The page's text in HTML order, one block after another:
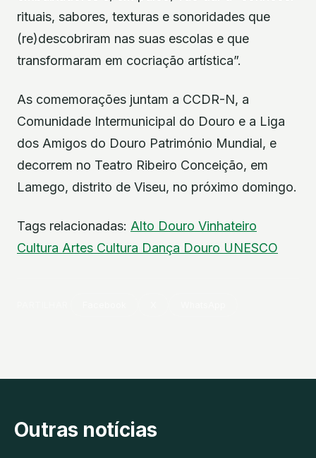
rituais, sabores, texturas e sonoridades que
(re)descobriram nas suas escolas e que
transformaram em cocriação artística”.
As comemorações juntam a CCDR-N, a
Comunidade Intermunicipal do Douro e a Liga
dos Amigos do Douro Património Mundial, e
decorrem no Teatro Ribeiro Conceição, em
Lamego, distrito de Viseu, no próximo domingo.
Tags relacionadas: Alto Douro Vinhateiro
Cultura Artes Cultura Dança Douro UNESCO
Outras notícias